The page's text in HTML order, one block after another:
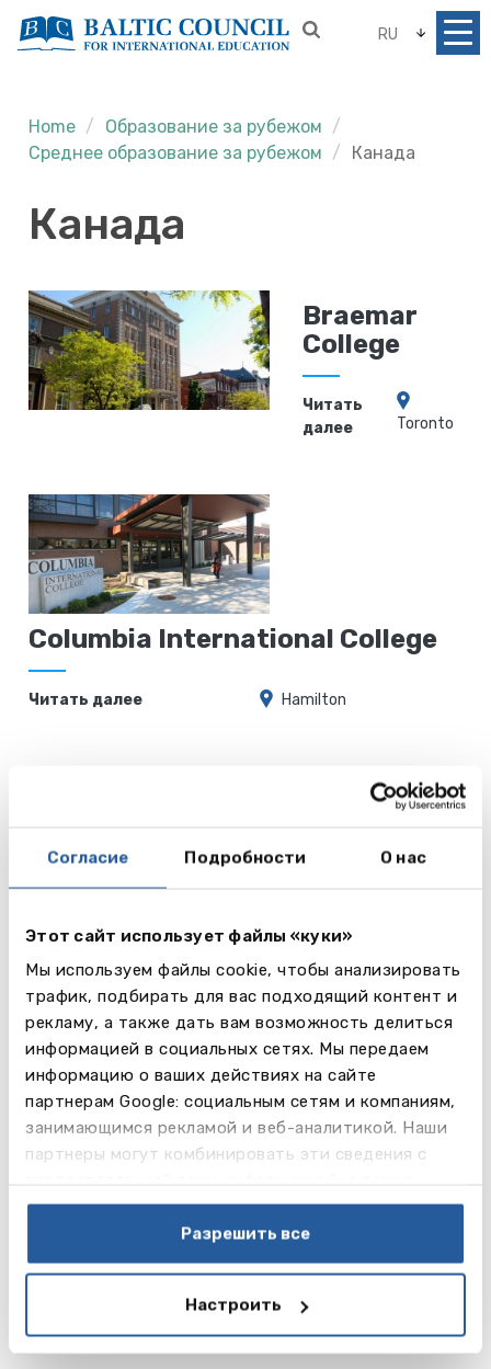
Согласие Подробности О нас
Этот сайт использует файлы «куки»
Мы используем файлы cookie, чтобы анализировать
трафик, подбирать для вас подходящий контент и
рекламу, а также дать вам возможность делиться
информацией в социальных сетях. Мы передаем
информацию о ваших действиях на сайте
партнерам Google: социальным сетям и компаниям,
занимающимся рекламой и веб-аналитикой. Наши
партнеры могут комбинировать эти сведения с
данными, которые они получили при использовании
Разрешить все
Настроить
RU
Home
Образование за рубежом
Среднее образование за рубежом
Канада
Канада
Braemar
College
Читать
далее
Toronto
Columbia International College
Читать далее Hamilton
Bodwell
High School
Программы среднего
образования и культурного
обмена в государственных
школах Канады
Читать далее